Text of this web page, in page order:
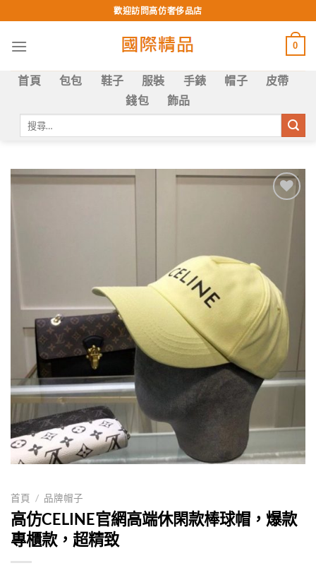
to
content
歡迎訪問高仿奢侈品店
0
首頁 包包 鞋子 服裝 手錶 帽子
皮帶
錢包
飾品
字:
首頁 / 品牌帽子
高仿CELINE官網高端休閑款棒球帽，爆款
專櫃款，超精致